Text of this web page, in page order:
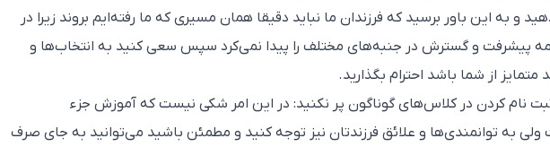
و به این باور برسید که فرزندان ما نباید دقیقا همان مسیری که ما رفته‌ایم بروند زیرا در
پیشرفت و گسترش در جنبه‌های مختلف را پیدا نمی‌کرد سپس سعی کنید به انتخاب‌ها و
از شما باشد احترام بگذارید.
ثبت نام کردن در کلاس‌های گوناگون پر نکنید: در این امر شکی نیست که آموزش جزء
ولی به توانمندی‌ها و علائق فرزندتان نیز توجه کنید و مطمئن باشید می‌توانید به جای صرف